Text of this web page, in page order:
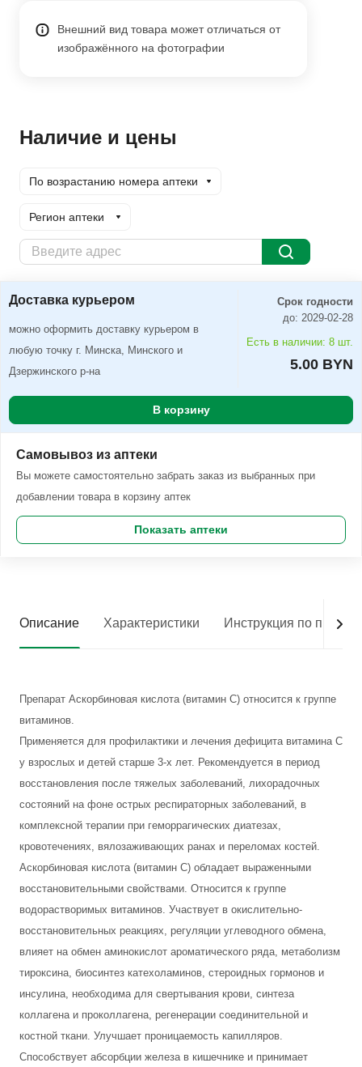
Внешний вид товара может отличаться от
изображённого на фотографии
Наличие и цены
По возрастанию номера аптеки
Регион аптеки
Доставка курьером Заказать
Доставка курьером
можно оформить доставку курьером в
любую точку г. Минска, Минского и
Дзержинского р-на
Срок годности
до: 2029-02-28
Есть в наличии: 8 шт.
5.00 BYN
В корзину
Самовывоз из аптеки
Вы можете самостоятельно забрать заказ из выбранных при
добавлении товара в корзину аптек
Показать аптеки
Описание Характеристики Инструкция по
Препарат Аскорбиновая кислота (витамин С) относится к группе
витаминов.
Применяется для профилактики и лечения дефицита витамина С
у взрослых и детей старше 3-х лет. Рекомендуется в период
восстановления после тяжелых заболеваний, лихорадочных
состояний на фоне острых респираторных заболеваний, в
комплексной терапии при геморрагических диатезах,
кровотечениях, вялозаживающих ранах и переломах костей.
Аскорбиновая кислота (витамин С) обладает выраженными
восстановительными свойствами. Относится к группе
водорастворимых витаминов. Участвует в окислительно-
восстановительных реакциях, регуляции углеводного обмена,
влияет на обмен аминокислот ароматического ряда, метаболизм
тироксина, биосинтез катехоламинов, стероидных гормонов и
инсулина, необходима для свертывания крови, синтеза
коллагена и проколлагена, регенерации соединительной и
костной ткани. Улучшает проницаемость капилляров.
Способствует абсорбции железа в кишечнике и принимает